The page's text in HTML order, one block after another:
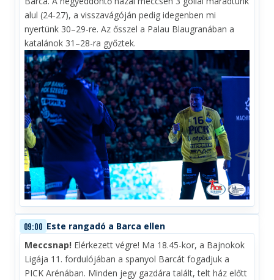
alul (24-27), a visszavágóján pedig idegenben mi
nyertünk 30–29-re. Az ősszel a Palau Blaugranában a
katalánok 31–28-ra győztek.
09:00 Este rangadó a Barca ellen
Meccsnap! Elérkezett végre! Ma 18.45-kor, a Bajnokok
Ligája 11. fordulójában a spanyol Barcát fogadjuk a
PICK Arénában. Minden jegy gazdára talált, telt ház előtt